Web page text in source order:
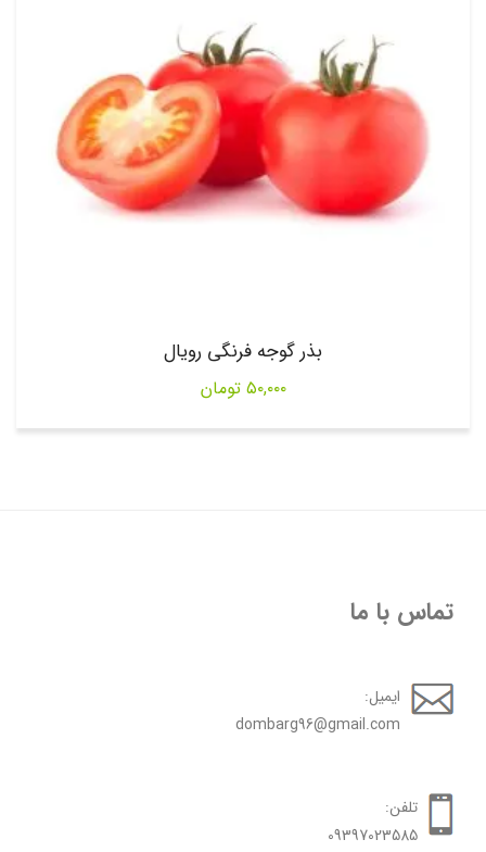
بذر گوجه فرنگی رویال
۵۰,۰۰۰ تومان
تماس با ما
ایمیل:
dombarg96@gmail.com
تلفن:
09397023585